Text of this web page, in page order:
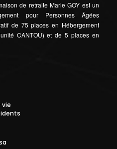
de retraite Marie GOY est un
pour Personnes Âgées
de 75 places en Hébergement
CANTOU) et de 5 places en
vie